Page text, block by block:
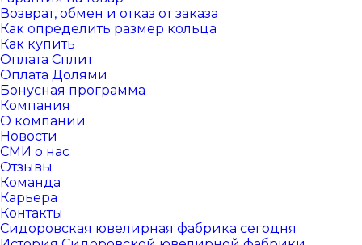
Возврат, обмен и отказ от заказа
Как определить размер кольца
Как купить
Оплата Сплит
Оплата Долями
Бонусная программа
Компания
О компании
Новости
СМИ о нас
Отзывы
Команда
Карьера
Контакты
Сидоровская ювелирная фабрика сегодня